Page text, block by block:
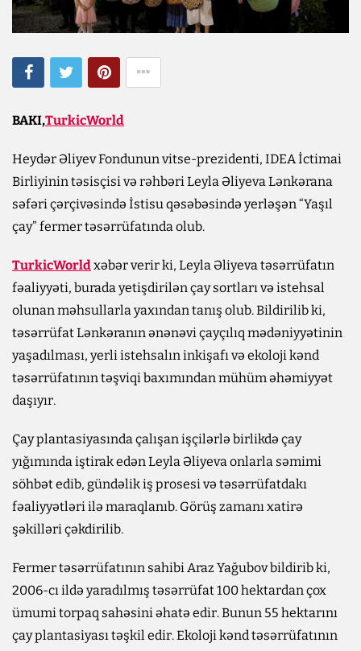
BAKI,TurkicWorld
Heydər Əliyev Fondunun vitse-prezidenti, IDEA İctimai
Birliyinin təsisçisi və rəhbəri Leyla Əliyeva Lənkərana
səfəri çərçivəsində İstisu qəsəbəsində yerləşən “Yaşıl
çay” fermer təsərrüfatında olub.
TurkicWorldxəbər verir ki, Leyla Əliyeva təsərrüfatın
fəaliyyəti, burada yetişdirilən çay sortları və istehsal
olunan məhsullarla yaxından tanış olub. Bildirilib ki,
təsərrüfat Lənkəranın ənənəvi çayçılıq mədəniyyətinin
yaşadılması, yerli istehsalın inkişafı və ekoloji kənd
təsərrüfatının təşviqi baxımından mühüm əhəmiyyət
daşıyır.
Çay plantasiyasında çalışan işçilərlə birlikdə çay
yığımında iştirak edən Leyla Əliyeva onlarla səmimi
söhbət edib, gündəlik iş prosesi və təsərrüfatdakı
fəaliyyətləri ilə maraqlanıb. Görüş zamanı xatirə
şəkilləri çəkdirilib.
Fermer təsərrüfatının sahibi Araz Yağubov bildirib ki,
2006-cı ildə yaradılmış təsərrüfat 100 hektardan çox
ümumi torpaq sahəsini əhatə edir. Bunun 55 hektarını
çay plantasiyası təşkil edir. Ekoloji kənd təsərrüfatının